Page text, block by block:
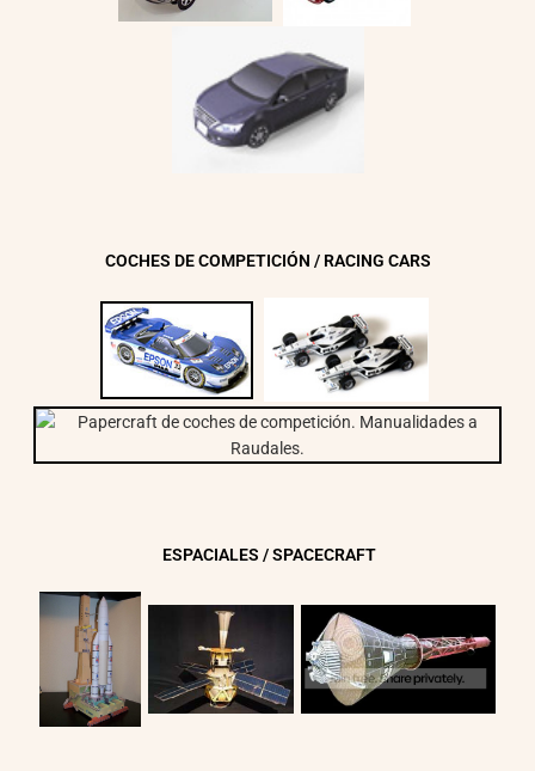
COCHES DE COMPETICIÓN / RACING CARS
ESPACIALES / SPACECRAFT